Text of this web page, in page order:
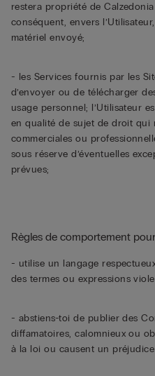
restera propriété de
conséquent, envers
matériel envoyé;
- les Services fournis par les
d’envoyer ou de télécharger
usage personnel; l’Utilisateur
en qualité de sujet de droit qui
commerciales ou
sous réserve d’éventuelles
prévues;
Règles de comportement
- utilise un langage
des termes ou expressions
- abstiens-toi de publier des
diffamatoires, calomnieux ou
à la loi ou causent un